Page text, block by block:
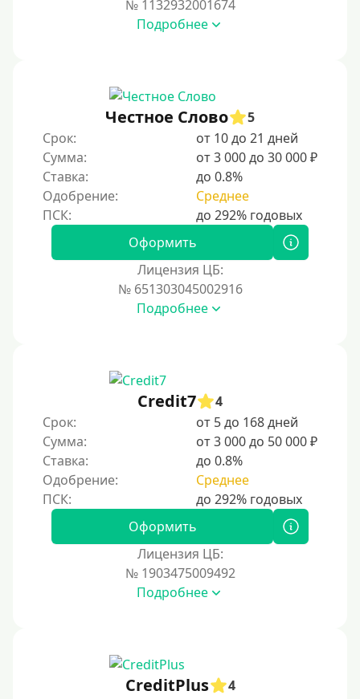
Моментум (Momentum)
Золотая Корона
Через систему быстрых платежей СБП
Способы получения
Без активации сервиса
Без участия банков
Без посещения офиса
В офисе
В ломбарде
Роботы займов
Онлайн на карту в Telegram
Без списания денег с карты
Денежным переводом
На электронный кошелек
Без привязки карты
№ 1132932001674
Подробнее
Честное Слово
5
Срок:
от 10 до 21 дней
Сумма:
от 3 000 до 30 000 ₽
Ставка:
до 0.8%
Одобрение:
Среднее
Оформить
Лицензия ЦБ:
№ 651303045002916
Подробнее
Credit7
4
Срок:
от 5 до 168 дней
Сумма:
от 3 000 до 50 000 ₽
Ставка:
до 0.8%
Одобрение:
Среднее
Оформить
Лицензия ЦБ:
№ 1903475009492
Подробнее
CreditPlus
4